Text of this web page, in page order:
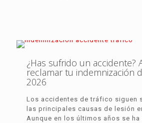
¿Has sufrido un accidente?
reclamar tu indemnización
2026
Los accidentes de tráfico siguen
las principales causas de lesión
Aunque en los últimos años se ha